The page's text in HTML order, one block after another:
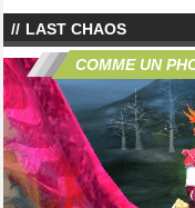
LAST CHAOS
COMME UN